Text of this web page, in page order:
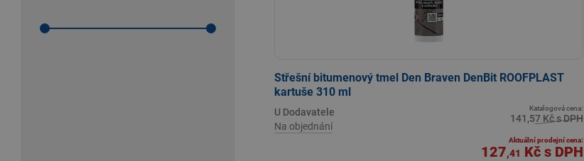
Střešní bitumenový tmel Den Braven DenBit ROOFPLAST
kartuše 310 ml
U Dodavatele
Na objednání
Katalogová cena:
141,57 Kč s DPH
Aktuální prodejní cena:
127,41 Kč s DPH